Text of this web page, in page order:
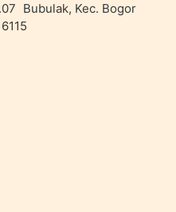
Bubulak, Kec. Bogor